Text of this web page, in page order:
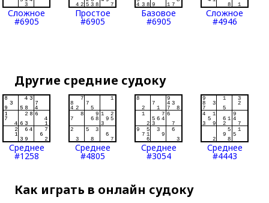
Сложное
#6905
Простое
#6905
Базовое
#6905
Сложное
#4946
Другие средние судоку
Среднее
#1258
Среднее
#4805
Среднее
#3054
Среднее
#4443
Как играть в онлайн судоку